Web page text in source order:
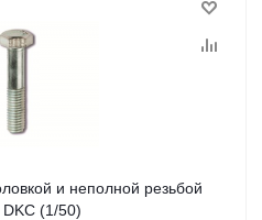
и неполной резьбой
(1/50)